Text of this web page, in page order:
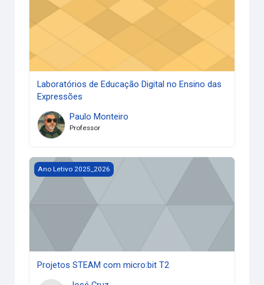
Laboratórios de Educação Digital no Ensino das
Expressões
Paulo Monteiro
Professor
Imagem da disciplina Projetos STEAM com micro:bit T2
Ano Letivo 2025_2026
Projetos STEAM com micro:bit T2